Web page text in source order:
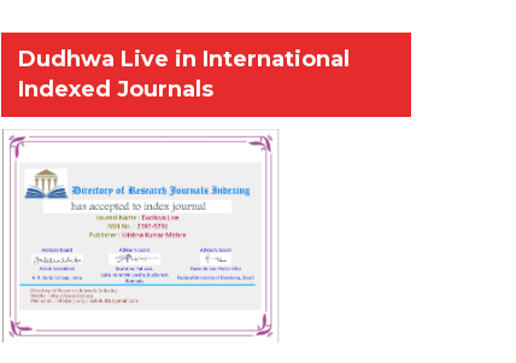
Dudhwa Live in International
Indexed Journals